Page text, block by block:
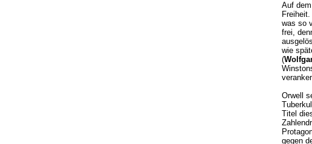
Auf
was so
frei,
wie
(
Orwell
Titel
gegen